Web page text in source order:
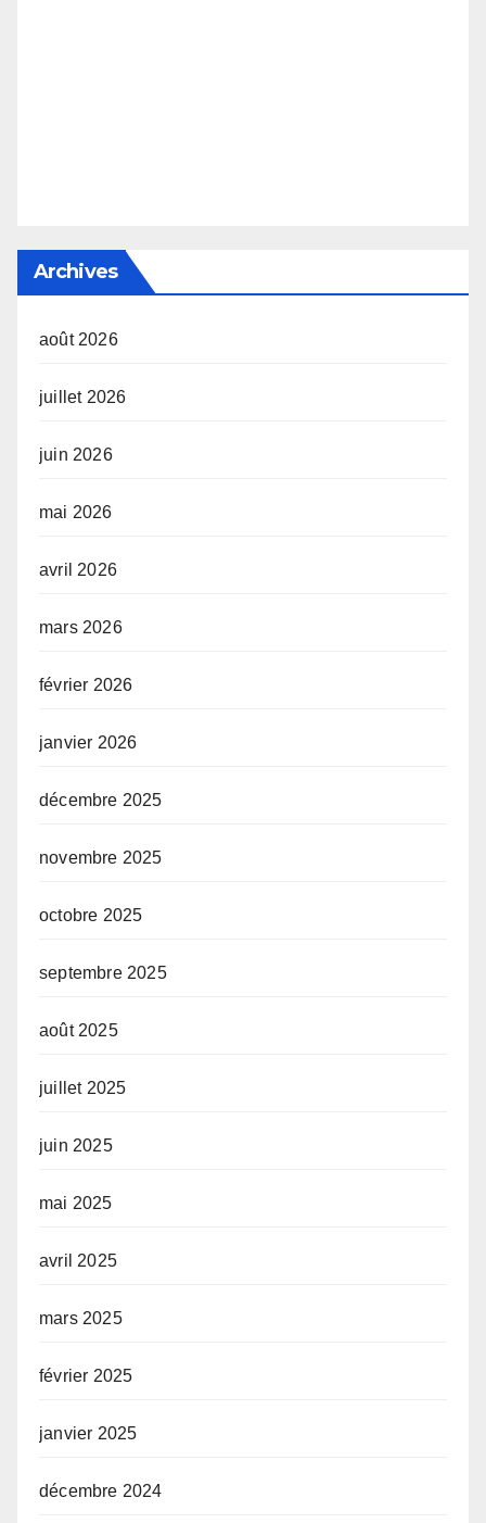
Archives
août 2026
juillet 2026
juin 2026
mai 2026
avril 2026
mars 2026
février 2026
janvier 2026
décembre 2025
novembre 2025
octobre 2025
septembre 2025
août 2025
juillet 2025
juin 2025
mai 2025
avril 2025
mars 2025
février 2025
janvier 2025
décembre 2024